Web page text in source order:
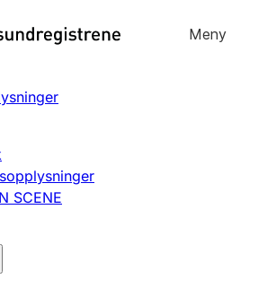
til
Meny
slette
SCENE